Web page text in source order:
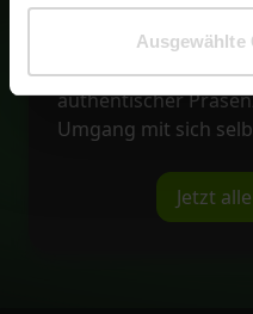
Ausgewählte
Er zeigt, dass
Kommunikation
entsteht, sondern
authentischer
Umgang mit sich
Jetzt